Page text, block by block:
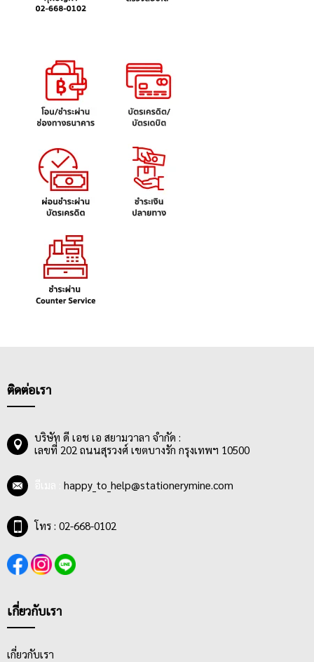
ติดต่อเรา
บริษัท ดี เอช เอ สยามวาลา จำกัด :
เลขที่ 202 ถนนสุรวงศ์ เขตบางรัก กรุงเทพฯ 10500
happy_to_help@stationerymine.com
โทร : 02-668-0102
เกี่ยวกับเรา
เกี่ยวกับเรา